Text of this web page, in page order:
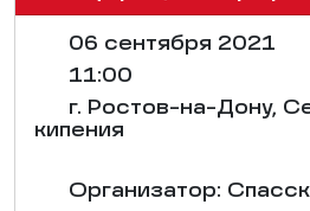
06 сентября 2021
11:00
г. Ростов-на-Дону,
кипения
Организатор: